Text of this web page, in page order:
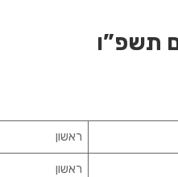
תשפ”ו
ראשון
ראשון